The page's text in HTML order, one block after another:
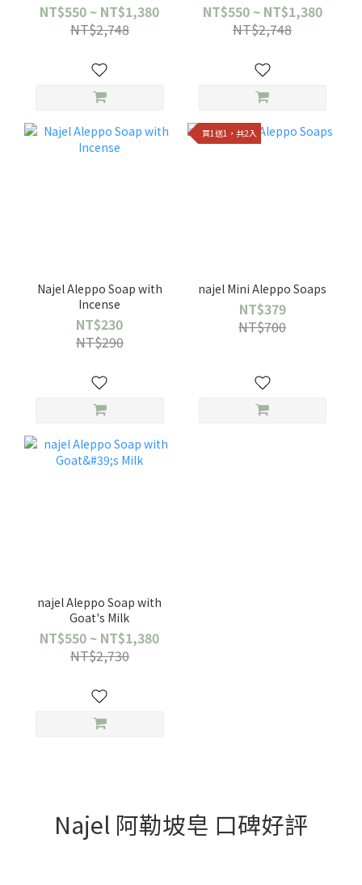
NT$550 ~ NT$1,380
NT$2,748
NT$550 ~ NT$1,380
NT$2,748
Najel Aleppo Soap with
Incense
NT$230
NT$290
買1送1，共2入
najel Mini Aleppo Soaps
NT$379
NT$700
najel Aleppo Soap with
Goat's Milk
NT$550 ~ NT$1,380
NT$2,730
Najel 阿勒坡皂 口碑好評